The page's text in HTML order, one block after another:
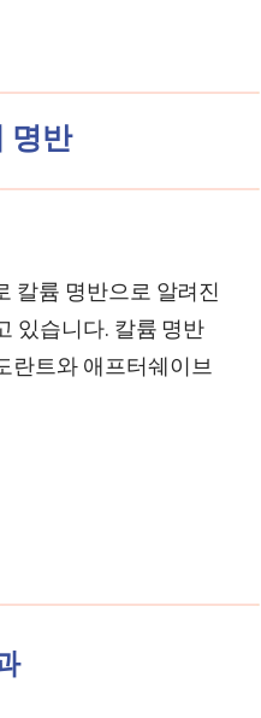
명반
칼륨 명반으로 알려진
있습니다. 칼륨 명반
란트와 애프터쉐이브